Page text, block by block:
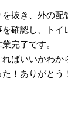
抜き、外の配
確認し、トイ
完了です。
ばいいかわか
！ありがとう